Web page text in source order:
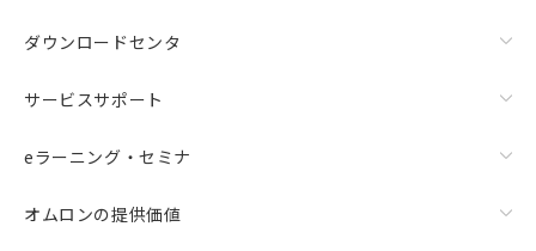
ダウンロードセンタ
サービスサポート
eラーニング・セミナ
オムロンの提供価値